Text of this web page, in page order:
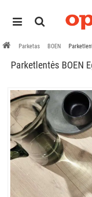
Parketas BOEN
Parketlentės BOEN